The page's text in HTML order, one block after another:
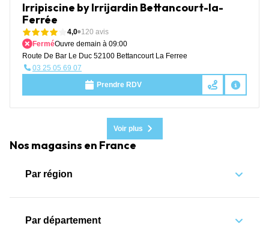
Irripiscine by Irrijardin Bettancourt-la-
Ferrée
4,0 120 avis
FerméOuvre demain à 09:00
Route De Bar Le Duc 52100 Bettancourt La Ferree
03 25 05 69 07
Prendre RDV
Voir plus
Nos magasins en France
Par région
Par département